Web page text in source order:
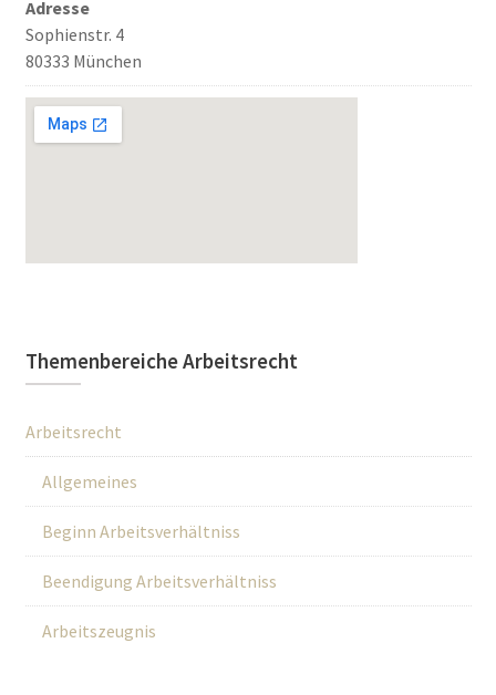
Adresse
Sophienstr. 4
80333 München
Themenbereiche Arbeitsrecht
Arbeitsrecht
Allgemeines
Beginn Arbeitsverhältniss
Beendigung Arbeitsverhältniss
Arbeitszeugnis